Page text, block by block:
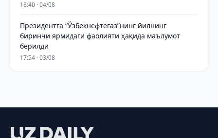
18:40 · 04/08
Президентга “Ўзбекнефтегаз”нинг йилнинг
биринчи ярмидаги фаолияти ҳақида маълумот
берилди
17:54 · 03/08